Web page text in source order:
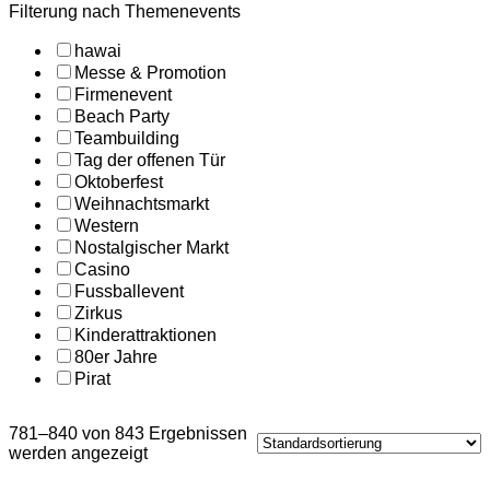
Filterung nach Themenevents
hawai
Messe & Promotion
Firmenevent
Beach Party
Teambuilding
Tag der offenen Tür
Oktoberfest
Weihnachtsmarkt
Western
Nostalgischer Markt
Casino
Fussballevent
Zirkus
Kinderattraktionen
80er Jahre
Pirat
781–840 von 843 Ergebnissen
werden angezeigt